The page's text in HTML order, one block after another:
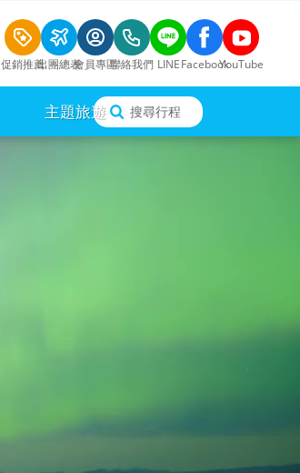
搜尋行程
主題旅遊
促銷推薦出團總表會員專區聯絡我們 LINEFacebookYouTube